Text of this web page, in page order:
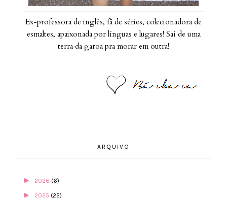
Ex-professora de inglês, fã de séries, colecionadora de
esmaltes, apaixonada por línguas e lugares! Saí de uma
terra da garoa pra morar em outra!
ARQUIVO
► 2026 (6)
► 2025 (22)